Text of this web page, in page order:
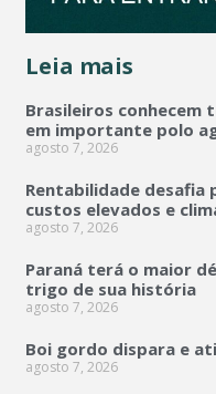
Leia mais
Brasileiros conhecem
em importante polo
agosto 7, 2026
Rentabilidade desafia
custos elevados e
agosto 7, 2026
Paraná terá o maior
trigo de sua história
agosto 7, 2026
Boi gordo dispara e
agosto 7, 2026